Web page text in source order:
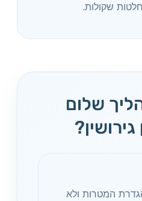
שקולות.
שלום
המטרות ולא